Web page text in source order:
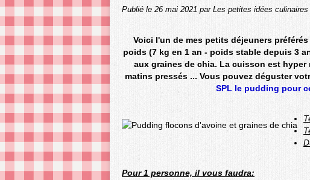
Publié le 26 mai 2021 par Les petites idées
Voici l'un de mes petits déjeuners
poids (7 kg en 1 an - poids stable depuis 3
aux graines de chia. La cuisson est
matins pressés ... Vous pouvez déguster
SPL le pudding pour
Pour 1 personne, il vous faudra: